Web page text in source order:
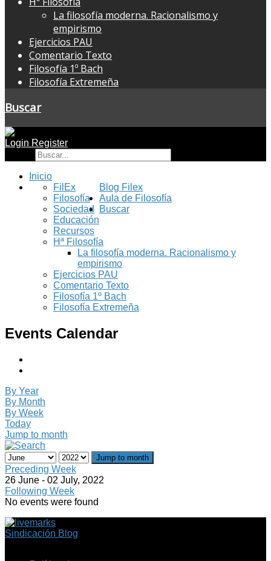
La filosofía moderna. Racionalismo y
empirismo
Ejercicios PAU
Comentario Texto
Filosofía 1º Bach
Filosofía Extremeña
Buscar
Login Register
Inicio
Blog Filex
FilEx
Filosofía
Sociedad
Educación
Recursos
Aula de Filosofía
Hª Filosofía
La filosofía moderna. Racionalismo y
empirismo
Ejercicios PAU
Comentario Texto
Filosofía 1º Bach
Filosofía Extremeña
Buscar
Events Calendar
By Year
By Month
By Week
Today
Jump to month
Jump to month
Preceding Week
26 June - 02 July, 2022
Following Week
No events were found
Sindicación Blog